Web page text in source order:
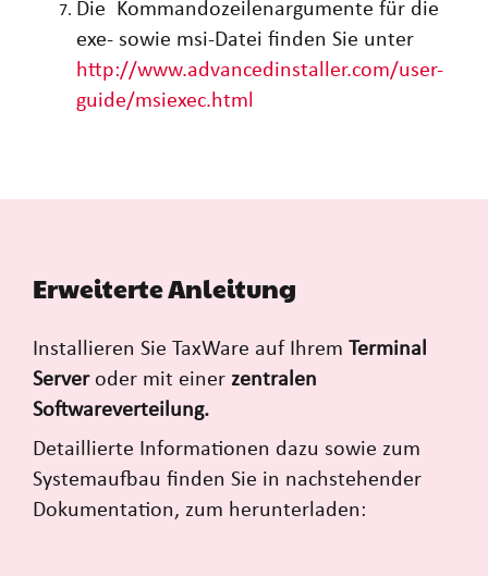
Die Kommandozeilenargumente für die
exe- sowie msi-Datei finden Sie unter
http://www.advancedinstaller.com/user-
guide/msiexec.html
Erweiterte Anleitung
Installieren Sie TaxWare auf Ihrem Terminal
Serveroder mit einer zentralen
Softwareverteilung.
Detaillierte Informationen dazu sowie zum
Systemaufbau finden Sie in nachstehender
Dokumentation, zum herunterladen: